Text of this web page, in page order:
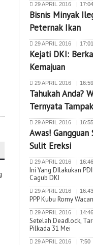
Mengapa
MautKerap
Arteri Pondok
29 APRIL 2016 17:04
Bisnis Minyak
Peternak Ikan
29 APRIL 2016 17:01
Kejati DKI:
Kemajuan
29 APRIL 2016 16:59
Tahukah Anda?
Ternyata
29 APRIL 2016 16:55
Awas!
Sulit Ereksi
29 APRIL 2016 16:46
Ini Yang DIlakukan
Cagub DKI
29 APRIL 2016 16:43
PPP Kubu Romy
29 APRIL 2016 14:46
Setelah Deadlock,
Pilkada 31 Mei
29 APRIL 2016 7:50